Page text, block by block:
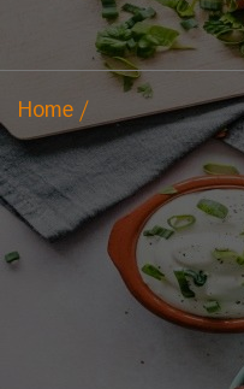
Home